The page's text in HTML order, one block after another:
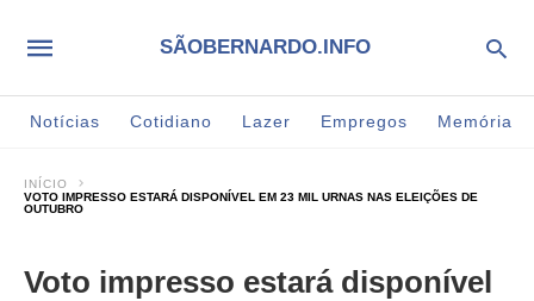
SÃOBERNARDO.INFO
Notícias Cotidiano Lazer Empregos Memória
INÍCIO
VOTO IMPRESSO ESTARÁ DISPONÍVEL EM 23 MIL URNAS NAS ELEIÇÕES DE
OUTUBRO
Voto impresso estará disponível